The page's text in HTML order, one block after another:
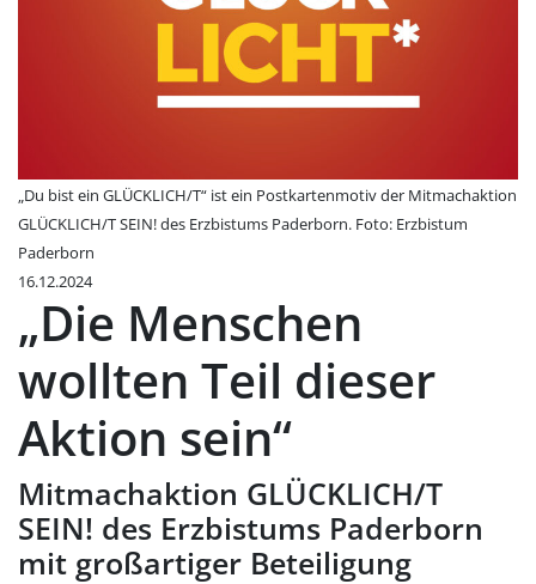
„Du bist ein GLÜCKLICH/T“ ist ein Postkartenmotiv der Mitmachaktion
GLÜCKLICH/T SEIN! des Erzbistums Paderborn. Foto: Erzbistum
Paderborn
16.12.2024
„Die Menschen
wollten Teil dieser
Aktion sein“
Mitmachaktion GLÜCKLICH/T
SEIN! des Erzbistums Paderborn
mit großartiger Beteiligung